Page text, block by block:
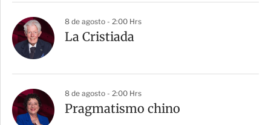
8 de agosto - 2:00 Hrs
La Cristiada
8 de agosto - 2:00 Hrs
Pragmatismo chino